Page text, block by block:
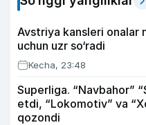
Avstriya kansleri onalar
uchun uzr so‘radi
Kecha, 23:48
Superliga. “Navbahor”
etdi, “Lokomotiv” va
qozondi